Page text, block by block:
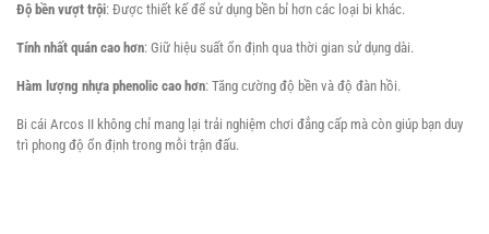
Độ bền vượt trội: Được thiết kế để sử dụng bền bỉ hơn các loại bi khác.
Tính nhất quán cao hơn: Giữ hiệu suất ổn định qua thời gian sử dụng dài.
Hàm lượng nhựa phenolic cao hơn: Tăng cường độ bền và độ đàn hồi.
Bi cái Arcos II không chỉ mang lại trải nghiệm chơi đẳng cấp mà còn giúp bạn duy
trì phong độ ổn định trong mỗi trận đấu.